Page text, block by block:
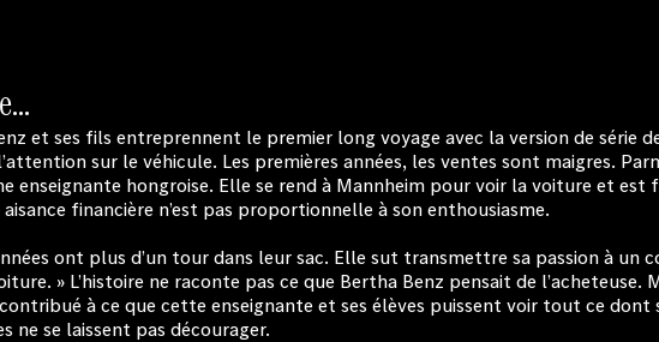
et ses fils entreprennent le premier long voyage avec la version de série
sur le véhicule. Les premières années, les ventes sont maigres.
enseignante hongroise. Elle se rend à Mannheim pour voir la voiture et est
aisance financière n’est pas proportionnelle à son enthousiasme.
ont plus d’un tour dans leur sac. Elle sut transmettre sa passion à un
» L’histoire ne raconte pas ce que Bertha Benz pensait de l’acheteuse.
à ce que cette enseignante et ses élèves puissent voir tout ce
ne se laissent pas décourager.